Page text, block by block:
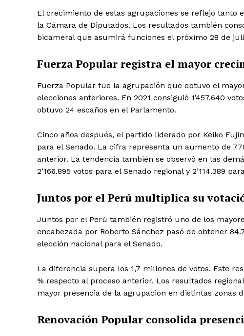
El crecimiento de estas agrupaciones se reflejó tanto
la Cámara de Diputados. Los resultados también
bicameral que asumirá funciones el próximo 28 de
Fuerza Popular registra el mayor
Fuerza Popular fue la agrupación que obtuvo el
elecciones anteriores. En 2021 consiguió 1’457.640
obtuvo 24 escaños en el Parlamento.
Cinco años después, el partido liderado por Keiko
para el Senado. La cifra representa un aumento de
anterior. La tendencia también se observó en las
2’166.895 votos para el Senado regional y 2’114.389
Juntos por el Perú multiplica su
Juntos por el Perú también registró uno de los
encabezada por Roberto Sánchez pasó de obtener
elección nacional para el Senado.
La diferencia supera los 1,7 millones de votos. Este
% respecto al proceso anterior. Los resultados
mayor presencia de la agrupación en distintas zonas
Renovación Popular consolida